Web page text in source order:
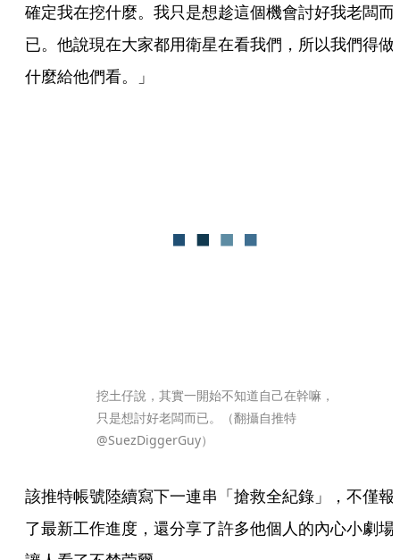
確定我在挖什麼。我只是想趁這個機會討好我老闆而
已。他說現在大家都用衛星在看我們，所以我們得做
什麼給他們看。」
挖土仔說，其實一開始不知道自己在幹嘛，
只是想討好老闆而已。（翻攝自推特
@SuezDiggerGuy）
該推特帳號陸續寫下一連串「搶救全紀錄」，不僅報
了最新工作進度，還分享了許多他個人的內心小劇場